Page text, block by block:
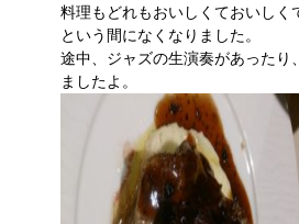
料理もどれもおいしくておいし
という間になくなりました。
途中、ジャズの生演奏があったり
ましたよ。